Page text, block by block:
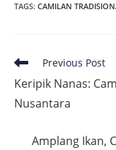
TAGS: CAMILAN
Read
articles
Previous Post
Keripik Nanas:
Nusantara
Amplang Ikan,